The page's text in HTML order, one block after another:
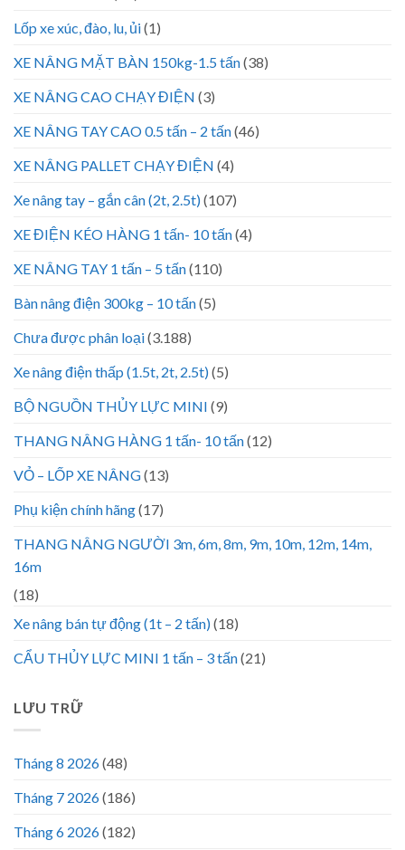
Lốp xe xúc, đào, lu, ủi(1)
XE NÂNG MẶT BÀN 150kg-1.5 tấn(38)
XE NÂNG CAO CHẠY ĐIỆN (3)
XE NÂNG TAY CAO 0.5 tấn – 2 tấn(46)
XE NÂNG PALLET CHẠY ĐIỆN (4)
Xe nâng tay – gắn cân (2t, 2.5t)(107)
XE ĐIỆN KÉO HÀNG 1 tấn- 10 tấn(4)
XE NÂNG TAY 1 tấn – 5 tấn(110)
Bàn nâng điện 300kg – 10 tấn(5)
Chưa được phân loại(3.188)
Xe nâng điện thấp (1.5t, 2t, 2.5t)(5)
BỘ NGUỒN THỦY LỰC MINI (9)
THANG NÂNG HÀNG 1 tấn- 10 tấn(12)
VỎ – LỐP XE NÂNG(13)
Phụ kiện chính hãng(17)
THANG NÂNG NGƯỜI 3m, 6m, 8m, 9m, 10m, 12m, 14m,
16m
(18)
Xe nâng bán tự động (1t – 2 tấn)(18)
CẨU THỦY LỰC MINI 1 tấn – 3 tấn(21)
LƯU TRỮ
Tháng 8 2026(48)
Tháng 7 2026(186)
Tháng 6 2026(182)